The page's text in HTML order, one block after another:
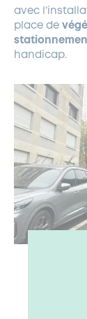
avec
place de
handicap.